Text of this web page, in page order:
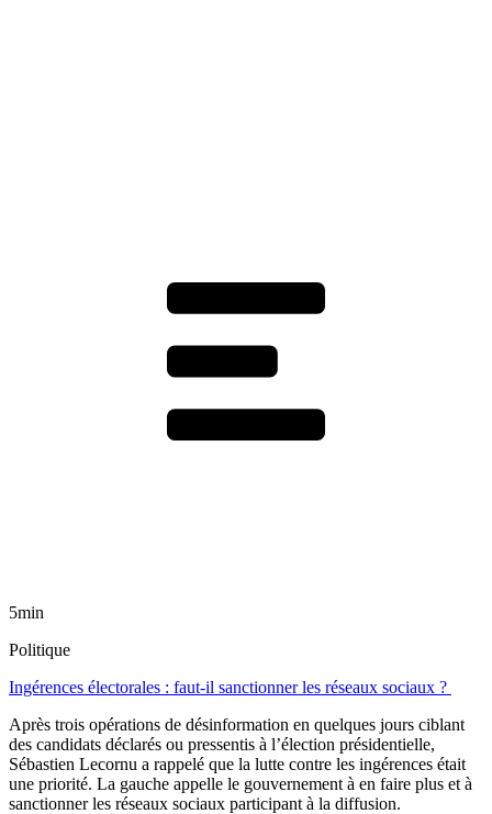
5min
Politique
Ingérences électorales : faut-il sanctionner les réseaux sociaux ?
Après trois opérations de désinformation en quelques jours ciblant
des candidats déclarés ou pressentis à l’élection présidentielle,
Sébastien Lecornu a rappelé que la lutte contre les ingérences était
une priorité. La gauche appelle le gouvernement à en faire plus et à
sanctionner les réseaux sociaux participant à la diffusion.